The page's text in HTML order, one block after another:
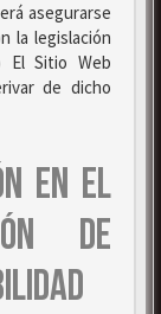
asegurarse
la legislación
El Sitio Web
de dicho
EN EL
DE